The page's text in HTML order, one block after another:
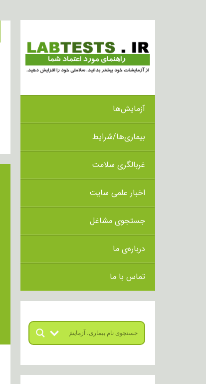
آزمایش‌ها
بیماری‌ها/شرایط
غربالگری سلامت
اخبار علمی سایت
جستجوی مشاغل
درباره‌ی ما
تماس با ما